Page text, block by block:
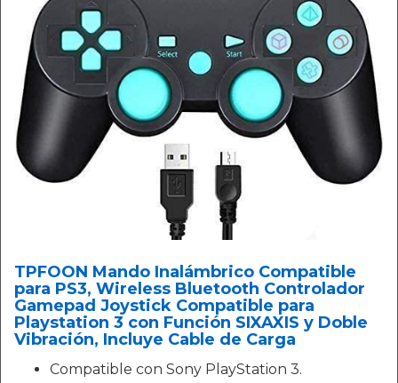
TPFOON Mando Inalámbrico Compatible
para PS3, Wireless Bluetooth Controlador
Gamepad Joystick Compatible para
Playstation 3 con Función SIXAXIS y Doble
Vibración, Incluye Cable de Carga
Compatible con Sony PlayStation 3.